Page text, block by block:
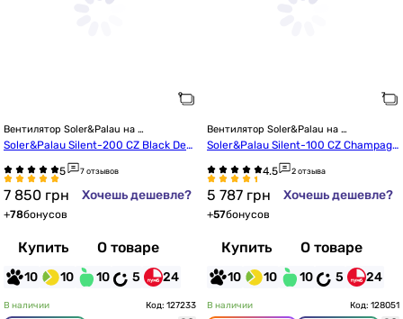
Вентилятор Soler&Palau на
подшипниках
Soler&Palau Silent-200 CZ Black Desi
gn-4C (5210616700)
7 отзывов
7 850 грн Хочешь дешевле?
+78бонусов
Купить О товаре
10 10 10 5 24
Вентилятор Soler&Palau на
подшипниках
Soler&Palau Silent-100 CZ Champagn
e Design-4C (5210607200)
2 отзыва
5 787 грн Хочешь дешевле?
+57бонусов
Купить О товаре
10 10 10 5 24
В наличии Код: 127233 В наличии Код: 128051